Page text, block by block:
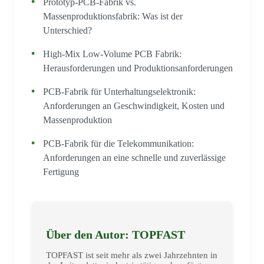
Prototyp-PCB-Fabrik vs.
Massenproduktionsfabrik: Was ist der
Unterschied?
High-Mix Low-Volume PCB Fabrik:
Herausforderungen und Produktionsanforderungen
PCB-Fabrik für Unterhaltungselektronik:
Anforderungen an Geschwindigkeit, Kosten und
Massenproduktion
PCB-Fabrik für die Telekommunikation:
Anforderungen an eine schnelle und zuverlässige
Fertigung
Über den Autor: TOPFAST
TOPFAST ist seit mehr als zwei Jahrzehnten in